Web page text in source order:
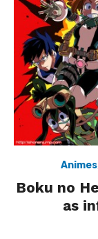
Animes
Boku no
as